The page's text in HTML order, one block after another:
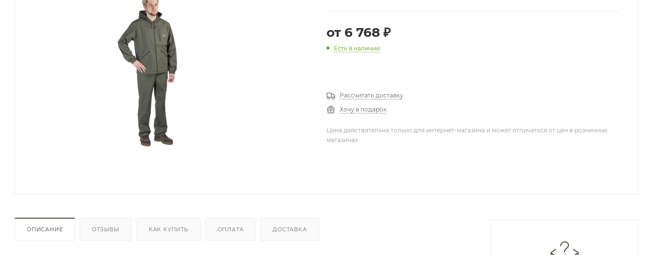
от 6 768 ₽
Есть в наличии
Рассчитать доставку
Хочу в подарок
Цена действительна только для интернет-магазина и может отличаться от цен в розничных
магазинах
ОПИСАНИЕ ОТЗЫВЫ КАК КУПИТЬ ОПЛАТА ДОСТАВКА